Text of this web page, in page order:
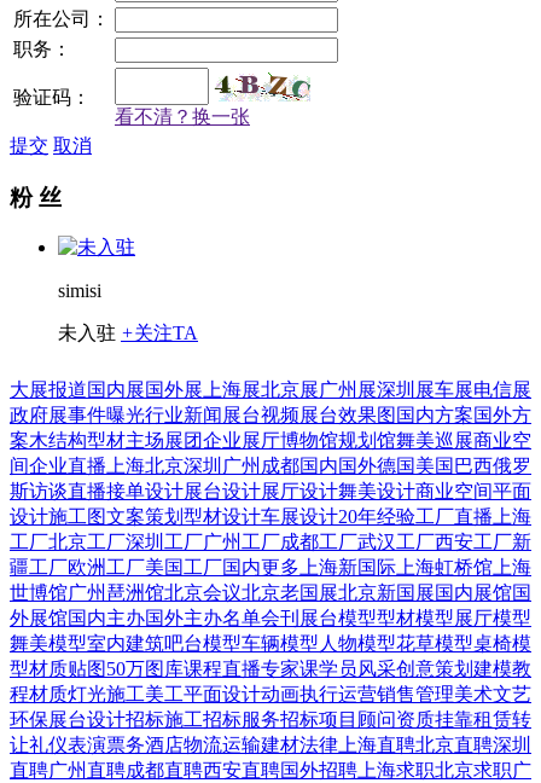
所在公司：
职务：
验证码：
看不清？换一张
提交 取消
粉 丝
simisi
未入驻 +关注TA
大展报道国内展国外展上海展北京展广州展深圳展车展电信展
政府展事件曝光行业新闻展台视频展台效果图 国内方案国外方
案木结构型材主场展团企业展厅博物馆规划馆舞美巡展商业空
间企业直播上海北京深圳 广州 成都国内国外德国美国 巴西俄罗
斯访谈直播接单设计展台设计展厅设计舞美设计商业空间平面
设计施工图文案策划 型材设计车展设计20年经验工厂直播上海
工厂北京工厂深圳工厂广州工厂成都工厂武汉工厂西安工厂新
疆工厂欧洲工厂美国工厂国内更多上海新国际上海虹桥馆上海
世博馆广州琶洲馆北京会议北京老国展北京新国展国内展馆国
外展馆国内主办国外主办名单会刊 展台模型型材模型展厅模型
舞美模型室内建筑吧台模型车辆模型人物模型花草模型桌椅模
型材质贴图50万图库课程直播专家课学员风采创意策划 建模教
程材质灯光施工美工平面设计动画执行运营销售管理美术文艺
环保展台设计招标施工招标服务招标项目顾问资质挂靠租赁转
让礼仪表演票务酒店物流运输建材法律上海直聘北京直聘深圳
直聘广州直聘成都直聘西安直聘国外招聘上海求职北京求职广